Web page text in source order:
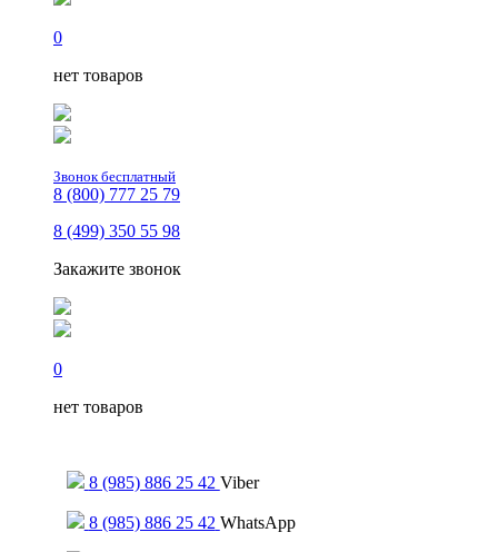
0
нет товаров
Звонок бесплатный
8 (800) 777 25 79
8 (499) 350 55 98
Закажите звонок
0
нет товаров
8 (985) 886 25 42 Viber
8 (985) 886 25 42 WhatsApp